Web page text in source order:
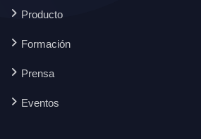
Producto
Formación
Prensa
Eventos